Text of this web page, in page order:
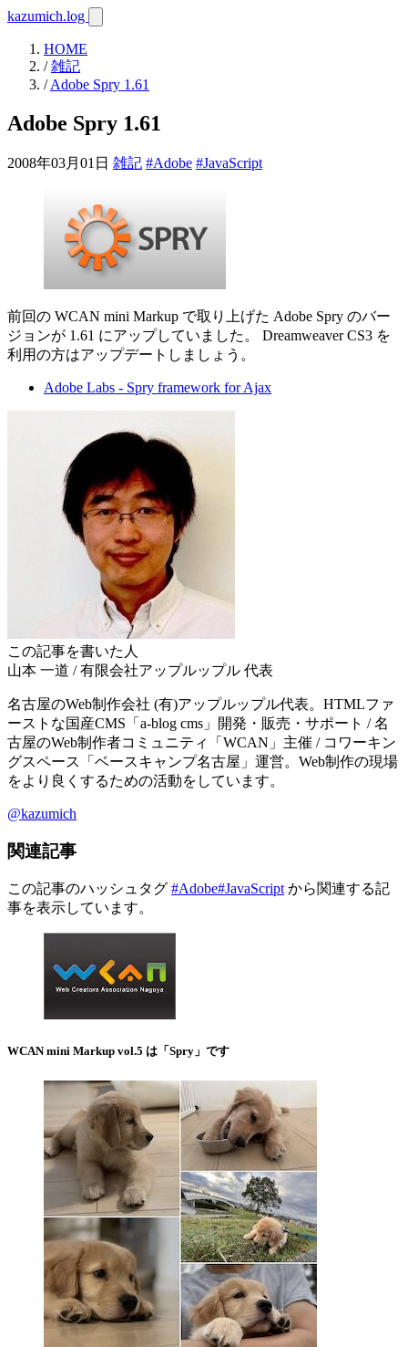
kazumich.log
HOME
/雑記
/Adobe Spry 1.61
Adobe Spry 1.61
2008年03月01日 雑記 #Adobe #JavaScript
前回の WCAN mini Markup で取り上げた Adobe Spry のバー
ジョンが 1.61 にアップしていました。 Dreamweaver CS3 を
利用の方はアップデートしましょう。
Adobe Labs - Spry framework for Ajax
この記事を書いた人
山本 一道 / 有限会社アップルップル 代表
名古屋のWeb制作会社 (有)アップルップル代表。HTMLファ
ーストな国産CMS「a-blog cms」開発・販売・サポート / 名
古屋のWeb制作者コミュニティ「WCAN」主催 / コワーキン
グスペース「ベースキャンプ名古屋」運営。Web制作の現場
をより良くするための活動をしています。
@kazumich
関連記事
この記事のハッシュタグ #Adobe#JavaScript から関連する記
事を表示しています。
WCAN mini Markup vol.5 は「Spry」です